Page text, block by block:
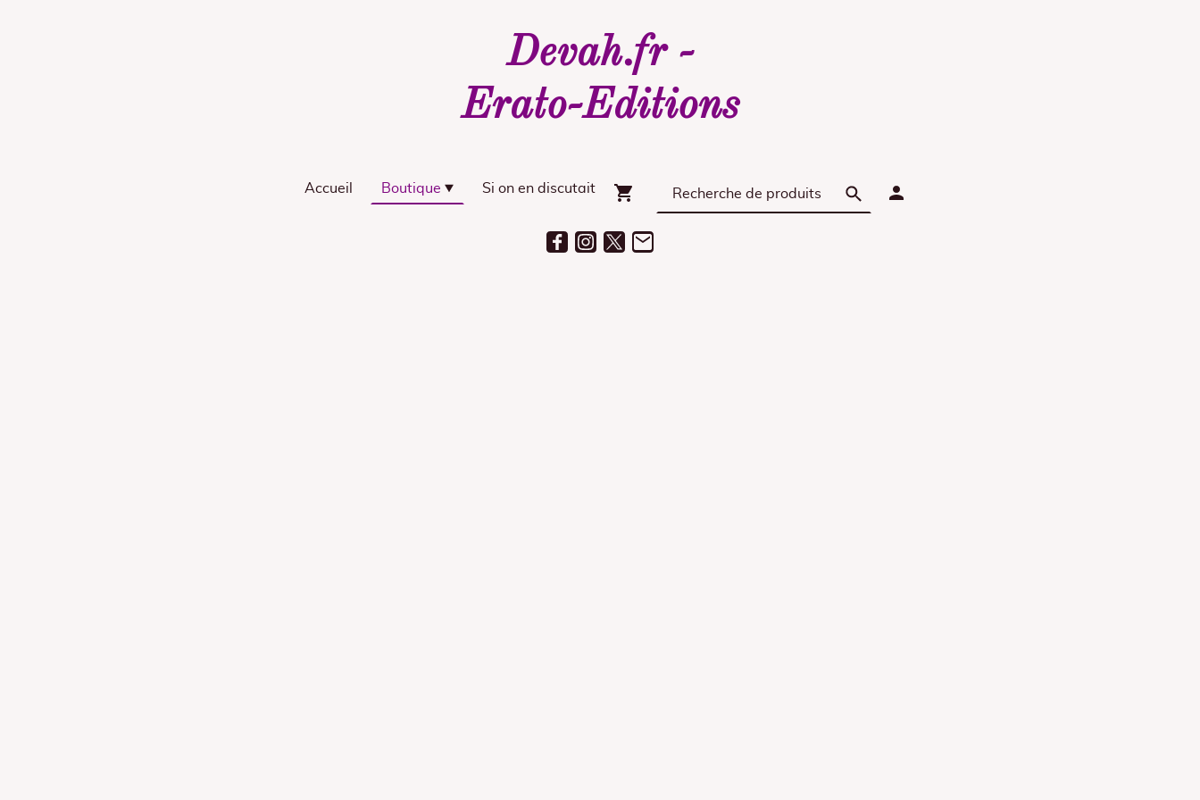
Devah.fr -
Erato-Editions
Accueil Boutique Si on en discutait